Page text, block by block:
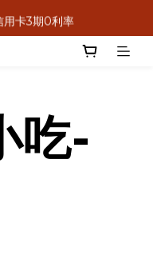
送米其林
卡3期0利率
吃-